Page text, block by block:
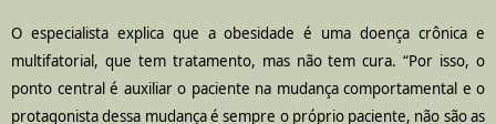
O especialista explica que a obesidade é uma doença crônica e
multifatorial, que tem tratamento, mas não tem cura. “Por isso, o
ponto central é auxiliar o paciente na mudança comportamental e o
protagonista dessa mudança é sempre o próprio paciente, não são as